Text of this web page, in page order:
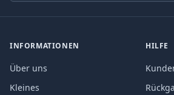
INFORMATIONEN
Über uns
Kleines
HILFE